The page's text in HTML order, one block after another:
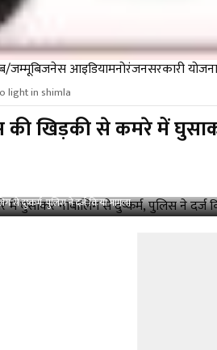
जम्मूबिजनेस आइडियामनोरंजनसरकारी योजना
light in shimla
खिड़की से कमरे में
दुष्कर्म, पुलिस ने दर्ज किया मामला